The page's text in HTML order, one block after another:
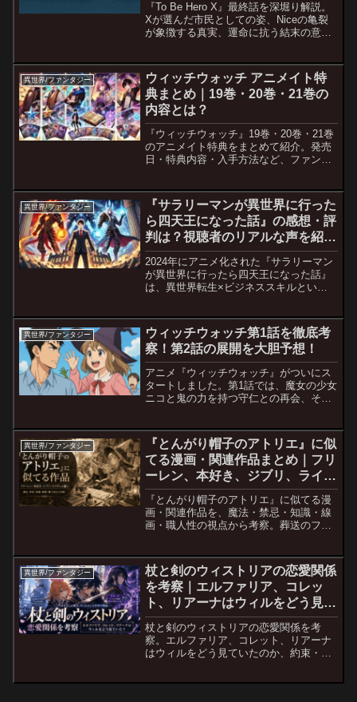
『To Be Hero X』最終話を深堀り解説。
Xが選んだ市民としての姿、Niceの亀裂
が象徴する真実、運命に抗う結末の意味
異世界/ファンタジー
ウィッチウォッチ アニメイト特
典まとめ｜19巻・20巻・21巻の
内容とは？
『ウィッチウォッチ』19巻・20巻・21巻
のアニメイト特典をまとめて紹介。発売
日・特典内容・入手方法など、ファン必
異世界/ファンタジー
『サラリーマンが異世界に行った
ら四天王になった話』の感想・評
判は？視聴者のリアルな声を紹
介！
2024年にアニメ化された『サラリーマン
が異世界に行ったら四天王になった話』
は、異世界転生×ビジネススキルという
が異世界に召喚され、魔王軍の四天王と
して活躍する物語。...
異世界/ファンタジー
ウィッチウォッチ第1話を徹底考
察！第2話の展開を大胆予想！
アニメ『ウィッチウォッチ』がついにス
タートしました。第1話では、魔女の少女
ニコと鬼の力を持つ守仁との再会、そし
いました。この記事では、第1話を深掘り
して重要なポイントを...
異世界/ファンタジー
『とんがり帽子のアトリエ』に似
てる漫画・関連作品まとめ｜フリ
ーレン、本好き、ジブリ、ライザ
のアトリエとの違い
『とんがり帽子のアトリエ』に似てる漫
画・関連作品を、魔法・禁忌・知識・線
画・職人性の視点から考察。葬送のフリ
す。
異世界/ファンタジー
杖と剣のウィストリアの恋愛関係
を考察｜エルファリア、コレッ
ト、リアーナはウィルをどう見て
いた？
杖と剣のウィストリアの恋愛関係を考
察。エルファリア、コレット、リアーナ
はウィルをどう見ていたのか、約束・恋